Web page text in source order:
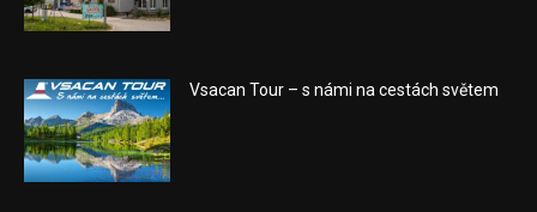
Vsacan Tour – s námi na cestách světem